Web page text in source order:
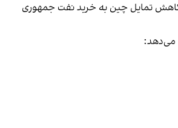
کاهش تمایل چین به خرید نفت جمهوری
می‌دهد: